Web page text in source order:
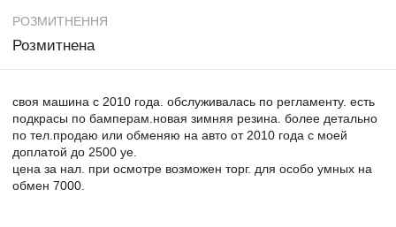
РОЗМИТНЕННЯ
Розмитнена
своя машина с 2010 года. обслуживалась по регламенту. есть
подкрасы по бамперам.новая зимняя резина. более детально
по тел.продаю или обменяю на авто от 2010 года с моей
доплатой до 2500 уе.
цена за нал. при осмотре возможен торг. для особо умных на
обмен 7000.